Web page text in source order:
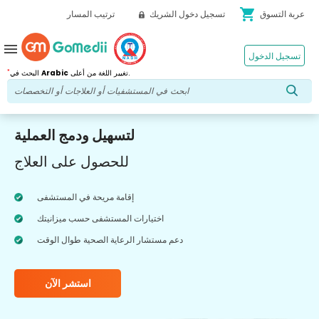
ترتيب المسار تسجيل دخول الشريك shopping_cart عربة التسوق
* Arabic تغيير اللغة من أعلى.
تسجيل الدخول menu
لتسهيل ودمج العملية
للحصول على العلاج
إقامة مريحة في المستشفى
اختيارات المستشفى حسب ميزانيتك
دعم مستشار الرعاية الصحية طوال الوقت
استشر الآن